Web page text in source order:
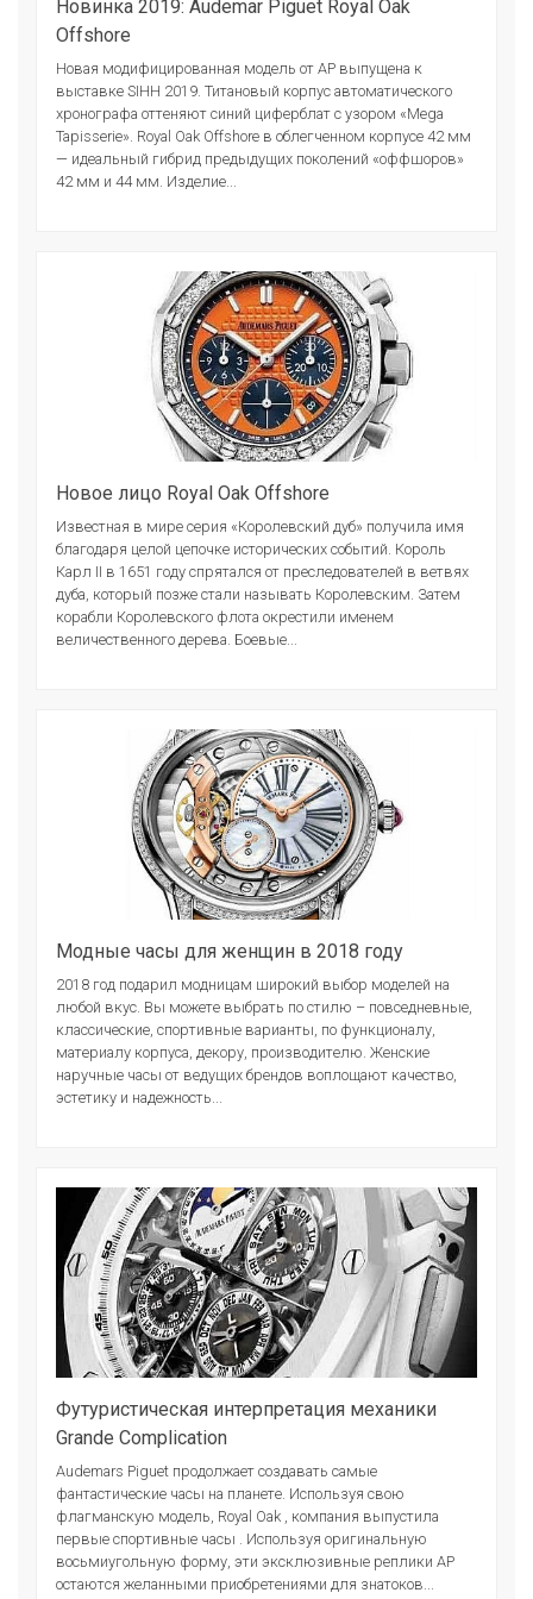
Новинка 2019: Audemar Piguet Royal Oak
Offshore
Новая модифицированная модель от АР выпущена к
выставке SIHH 2019. Титановый корпус автоматического
хронографа оттеняют синий циферблат с узором «Mega
Tapisserie». Royal Oak Offshore в облегченном корпусе 42 мм
— идеальный гибрид предыдущих поколений «оффшоров»
42 мм и 44 мм. Изделие...
Новое лицо Royal Oak Offshore
Известная в мире серия «Королевский дуб» получила имя
благодаря целой цепочке исторических событий. Король
Карл II в 1651 году спрятался от преследователей в ветвях
дуба, который позже стали называть Королевским. Затем
корабли Королевского флота окрестили именем
величественного дерева. Боевые...
Модные часы для женщин в 2018 году
2018 год подарил модницам широкий выбор моделей на
любой вкус. Вы можете выбрать по стилю – повседневные,
классические, спортивные варианты, по функционалу,
материалу корпуса, декору, производителю. Женские
наручные часы от ведущих брендов воплощают качество,
эстетику и надежность...
Футуристическая интерпретация механики
Grande Complication
Audemars Piguet продолжает создавать самые
фантастические часы на планете. Используя свою
флагманскую модель, Royal Oak , компания выпустила
первые спортивные часы . Используя оригинальную
восьмиугольную форму, эти эксклюзивные реплики AP
остаются желанными приобретениями для знатоков...